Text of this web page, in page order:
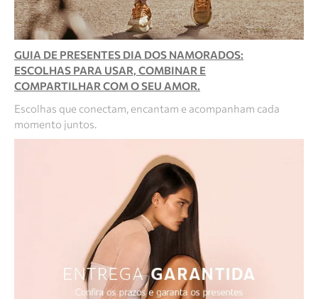
GUIA DE PRESENTES DIA DOS NAMORADOS:
ESCOLHAS PARA USAR, COMBINAR E
COMPARTILHAR COM O SEU AMOR.
Escolhas que conectam, encantam e acompanham cada
momento juntos.